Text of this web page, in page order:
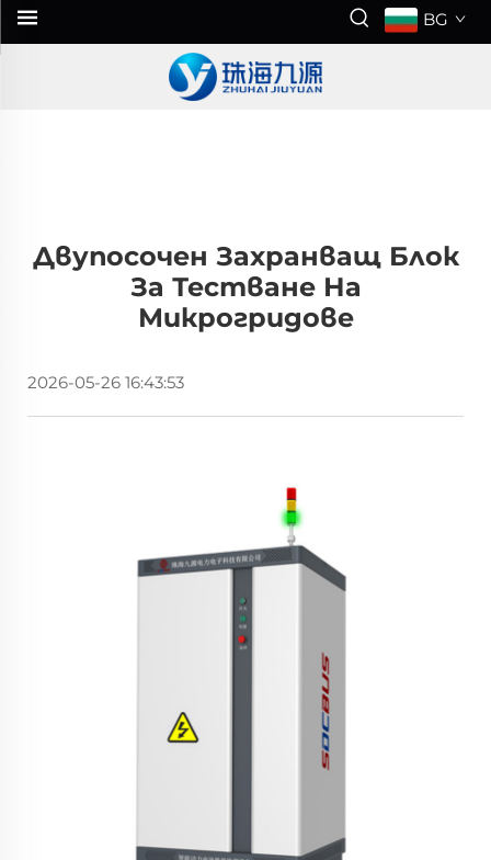
BG
Двупосочен Захранващ Блок
За Тестване На
Микрогридове
2026-05-26 16:43:53